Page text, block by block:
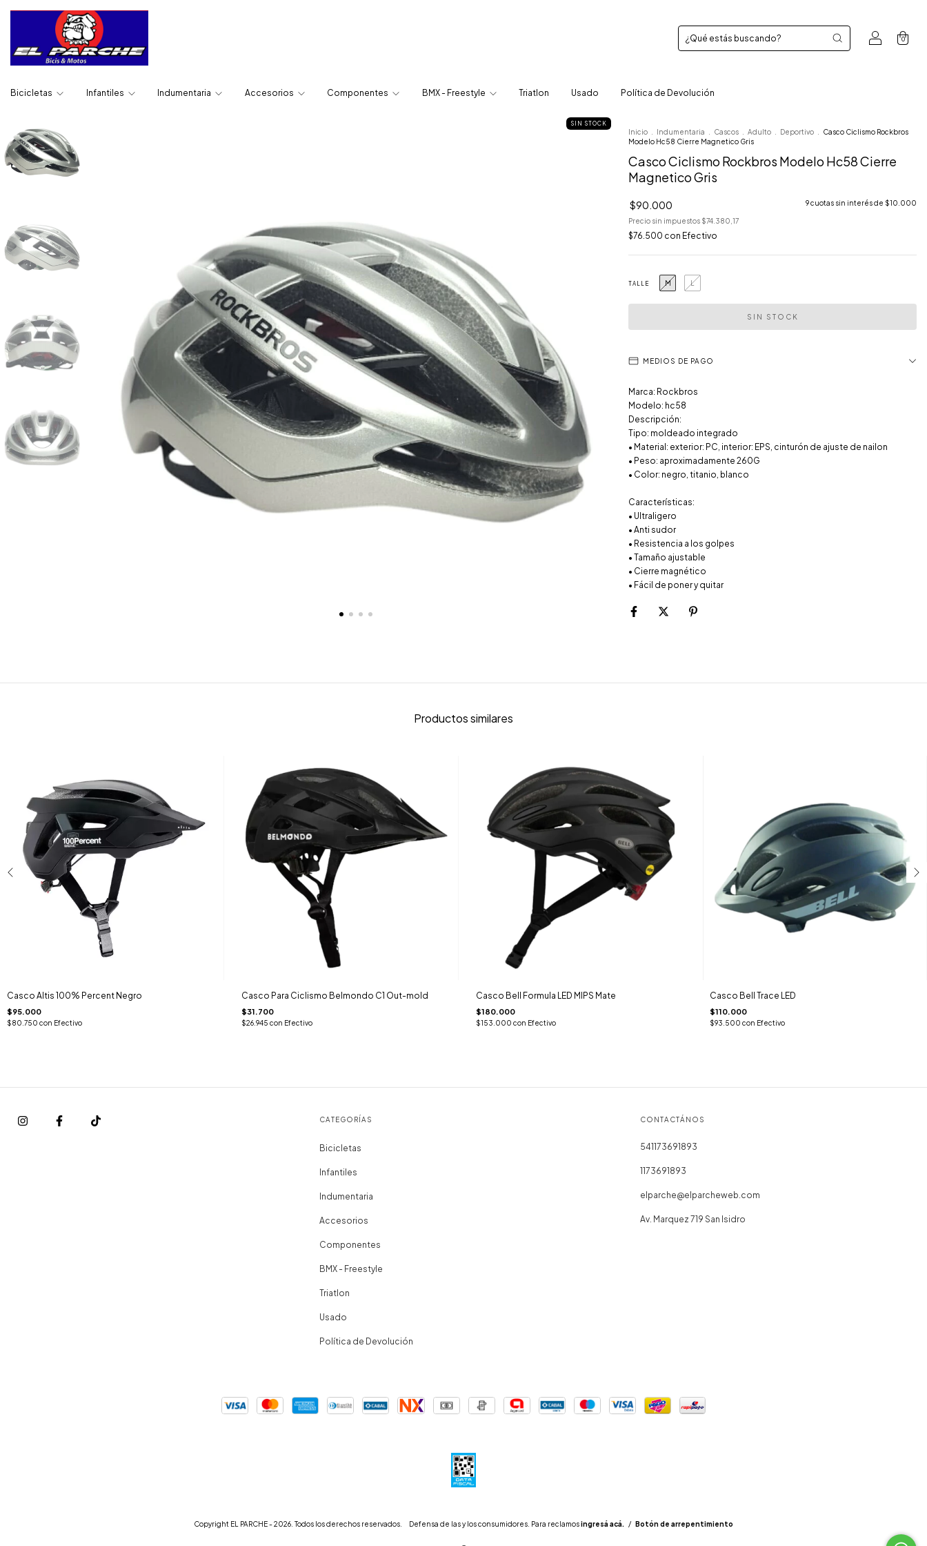
0
Bicicletas Infantiles Indumentaria Accesorios Componentes BMX - Freestyle Triatlon Usado Política de Devolución
SIN STOCK
Inicio Indumentaria Cascos Adulto Deportivo
Casco Ciclismo Rockbros
Modelo Hc58 Cierre Magnetico Gris
Casco Ciclismo Rockbros Modelo Hc58 Cierre
Magnetico Gris
$90.000 9cuotas sin interés de $10.000
Precio sin impuestos $74.380,17
$76.500 con Efectivo
TALLE M L
MEDIOS DE PAGO
Marca: Rockbros
Modelo: hc58
Descripción:
Tipo: moldeado integrado
• Material: exterior: PC, interior: EPS, cinturón de ajuste de nailon
• Peso: aproximadamente 260G
• Color: negro, titanio, blanco
Características:
• Ultraligero
• Anti sudor
• Resistencia a los golpes
• Tamaño ajustable
• Cierre magnético
• Fácil de poner y quitar
Productos similares
Casco Altis 100% Percent Negro
$95.000
$80.750 con Efectivo
Casco Para Ciclismo Belmondo C1 Out-mold
$31.700
$26.945 con Efectivo
Casco Bell Formula LED MIPS Mate
$180.000
$153.000 con Efectivo
Casco Bell Trace LED
$110.000
$93.500con Efectivo
CATEGORÍAS
Bicicletas
Infantiles
Indumentaria
Accesorios
Componentes
BMX - Freestyle
Triatlon
Usado
Política de Devolución
CONTACTÁNOS
541173691893
1173691893
elparche@elparcheweb.com
Av. Marquez 719 San Isidro
Copyright EL PARCHE - 2026. Todos los derechos reservados. Defensa de las y los consumidores. Para reclamosingresá acá. / Botón de arrepentimiento